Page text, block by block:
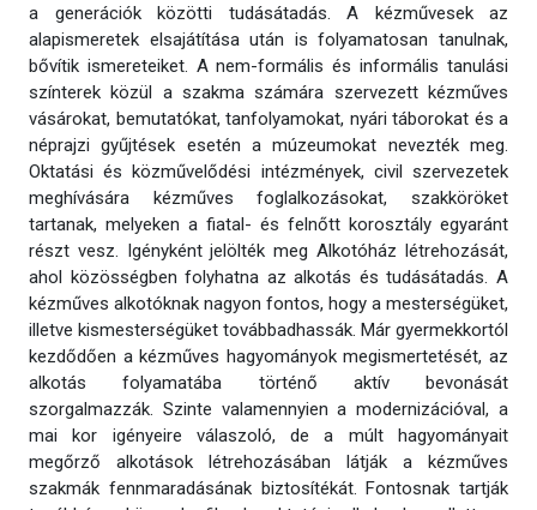
a generációk közötti tudásátadás. A kézművesek az
alapismeretek elsajátítása után is folyamatosan tanulnak,
bővítik ismereteiket. A nem-formális és informális tanulási
színterek közül a szakma számára szervezett kézműves
vásárokat, bemutatókat, tanfolyamokat, nyári táborokat és a
néprajzi gyűjtések esetén a múzeumokat nevezték meg.
Oktatási és közművelődési intézmények, civil szervezetek
meghívására kézműves foglalkozásokat, szakköröket
tartanak, melyeken a fiatal- és felnőtt korosztály egyaránt
részt vesz. Igényként jelölték meg Alkotóház létrehozását,
ahol közösségben folyhatna az alkotás és tudásátadás. A
kézműves alkotóknak nagyon fontos, hogy a mesterségüket,
illetve kismesterségüket továbbadhassák. Már gyermekkortól
kezdődően a kézműves hagyományok megismertetését, az
alkotás folyamatába történő aktív bevonását
szorgalmazzák. Szinte valamennyien a modernizációval, a
mai kor igényeire válaszoló, de a múlt hagyományait
megőrző alkotások létrehozásában látják a kézműves
szakmák fennmaradásának biztosítékát. Fontosnak tartják